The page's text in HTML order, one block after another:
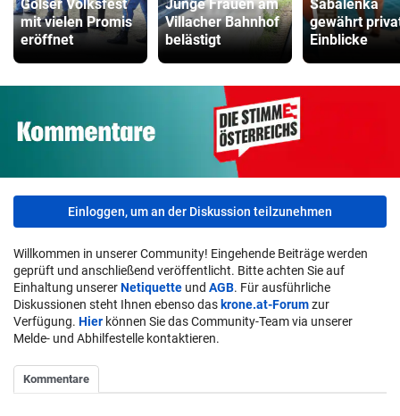
Golser Volksfest
mit vielen Promis
eröffnet
Junge Frauen am
Villacher Bahnhof
belästigt
Sabalenka
gewährt
Einblicke
Einloggen, um an der Diskussion teilzunehmen
Willkommen in unserer Community! Eingehende Beiträge werden
geprüft und anschließend veröffentlicht. Bitte achten Sie auf
Einhaltung unsererNetiquette und AGB. Für ausführliche
Diskussionen steht Ihnen ebenso das krone.at-Forumzur
Verfügung. Hier können Sie das Community-Team via unserer
Melde- und Abhilfestelle kontaktieren.